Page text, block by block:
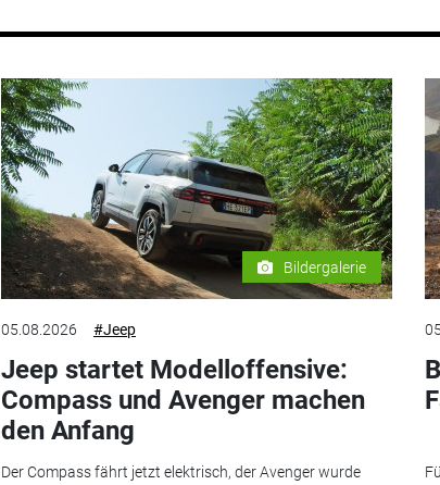
Bildergalerie
05.08.2026 #Jeep
Jeep startet Modelloffensive:
Compass und Avenger machen
den Anfang
Der Compass fährt jetzt elektrisch, der Avenger wurde